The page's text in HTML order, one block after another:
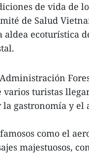
de vida de
de Salud
ecoturística
varios turistas
gastronomía y el
como el
majestuosos,